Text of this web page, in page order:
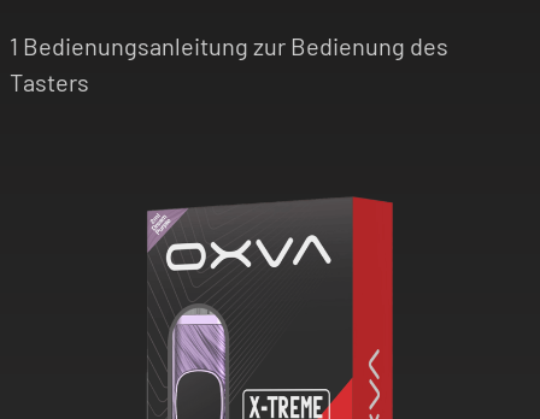
1 Bedienungsanleitung zur Bedienung des
Tasters